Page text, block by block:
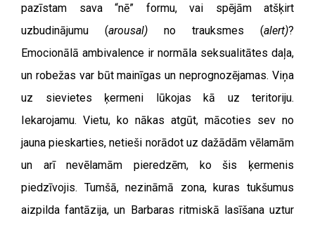
pazīstam sava “nē” formu, vai spējām atšķirt
uzbudinājumu (arousal) no trauksmes (alert)?
Emocionālā ambivalence ir normāla seksualitātes daļa,
un robežas var būt mainīgas un neprognozējamas. Viņa
uz sievietes ķermeni lūkojas kā uz teritoriju.
Iekarojamu. Vietu, ko nākas atgūt, mācoties sev no
jauna pieskarties, netieši norādot uz dažādām vēlamām
un arī nevēlamām pieredzēm, ko šis ķermenis
piedzīvojis. Tumšā, nezināmā zona, kuras tukšumus
aizpilda fantāzija, un Barbaras ritmiskā lasīšana uztur